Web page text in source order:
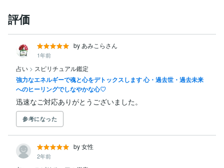
評価
by あみこらさん
1年前
占い > スピリチュアル鑑定
強力なエネルギーで魂と心をデトックスします 心・過去世・過去未来
へのヒーリングでしなやかな心♡
迅速なご対応ありがとうございました。
参考になった
by 女性
2年前